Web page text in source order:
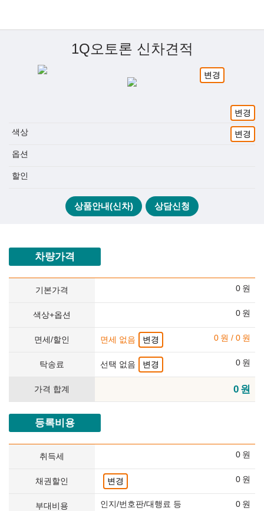
1Q오토론 신차견적
변경
변경
색상 변경
옵션
할인
상품안내(신차) 상담신청
차량가격
기본가격 0 원
색상+옵션 0 원
면세/할인 면세 없음 변경 0 원 / 0 원
탁송료 선택 없음 변경 0 원
가격 합계 0 원
등록비용
취득세 0 원
채권할인 변경 0 원
부대비용 인지/번호판/대행료 등 0 원